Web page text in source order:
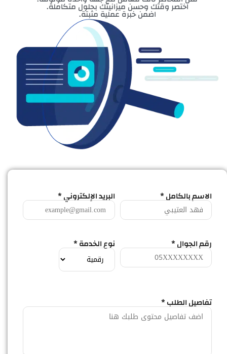
اختصر وقتك وحسن ميزانيتك بحلول متكاملة.
اضمن خبرة عملية مثبتة.
الاسم بالكامل * البريد الإلكتروني *
رقم الجوال * نوع الخدمة *
تفاصيل الطلب *